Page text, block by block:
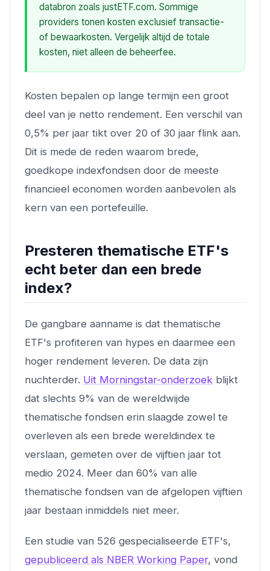
databron zoals justETF.com. Sommige
providers tonen kosten exclusief transactie-
of bewaarkosten. Vergelijk altijd de totale
kosten, niet alleen de beheerfee.
Kosten bepalen op lange termijn een groot
deel van je netto rendement. Een verschil van
0,5% per jaar tikt over 20 of 30 jaar flink aan.
Dit is mede de reden waarom brede,
goedkope indexfondsen door de meeste
financieel economen worden aanbevolen als
kern van een portefeuille.
Presteren thematische ETF's
echt beter dan een brede
index?
De gangbare aanname is dat thematische
ETF's profiteren van hypes en daarmee een
hoger rendement leveren. De data zijn
nuchterder. Uit Morningstar-onderzoek blijkt
dat slechts 9% van de wereldwijde
thematische fondsen erin slaagde zowel te
overleven als een brede wereldindex te
verslaan, gemeten over de vijftien jaar tot
medio 2024. Meer dan 60% van alle
thematische fondsen van de afgelopen vijftien
jaar bestaan inmiddels niet meer.
Een studie van 526 gespecialiseerde ETF's,
gepubliceerd als NBER Working Paper, vond